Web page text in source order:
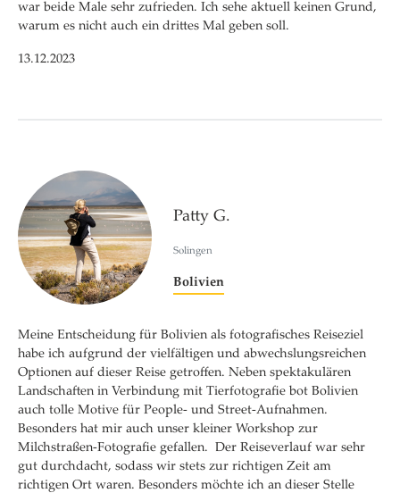
war beide Male sehr zufrieden. Ich sehe aktuell keinen Grund,
warum es nicht auch ein drittes Mal geben soll.
13.12.2023
Patty G.
Solingen
Bolivien
Meine Entscheidung für Bolivien als fotografisches Reiseziel
habe ich aufgrund der vielfältigen und abwechslungsreichen
Optionen auf dieser Reise getroffen. Neben spektakulären
Landschaften in Verbindung mit Tierfotografie bot Bolivien
auch tolle Motive für People- und Street-Aufnahmen.
Besonders hat mir auch unser kleiner Workshop zur
Milchstraßen-Fotografie gefallen. Der Reiseverlauf war sehr
gut durchdacht, sodass wir stets zur richtigen Zeit am
richtigen Ort waren. Besonders möchte ich an dieser Stelle